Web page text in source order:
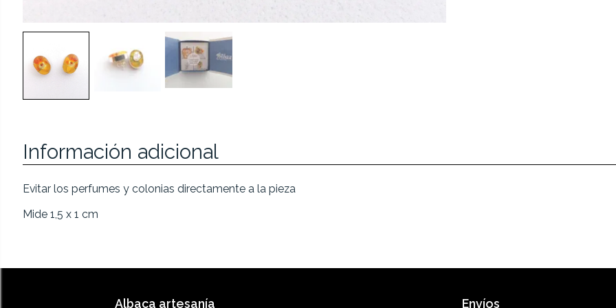
Información adicional
Evitar los perfumes y colonias directamente a la pieza
Mide 1,5 x 1 cm
Albaca artesanía Envíos